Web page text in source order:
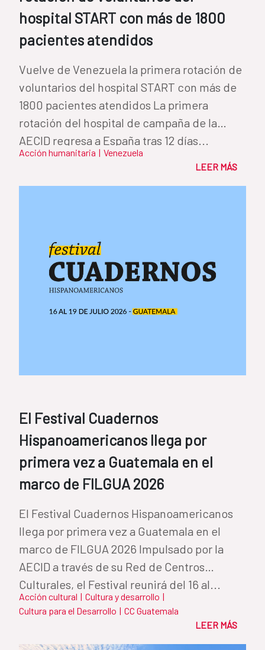
hospital START con más de 1800
pacientes atendidos
Vuelve de Venezuela la primera rotación de
voluntarios del hospital START con más de
1800 pacientes atendidos La primera
rotación del hospital de campaña de la
AECID regresa a España tras 12 días...
Acción humanitaria | Venezuela
LEER MÁS
El Festival Cuadernos
Hispanoamericanos llega por
primera vez a Guatemala en el
marco de FILGUA 2026
El Festival Cuadernos Hispanoamericanos
llega por primera vez a Guatemala en el
marco de FILGUA 2026 Impulsado por la
AECID a través de su Red de Centros
Culturales, el Festival reunirá del 16 al...
Acción cultural | Cultura y desarrollo |
Cultura para el Desarrollo | CC Guatemala
LEER MÁS